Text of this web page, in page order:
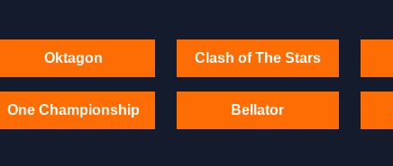
Oktagon Clash of The Stars
One Championship Bellator